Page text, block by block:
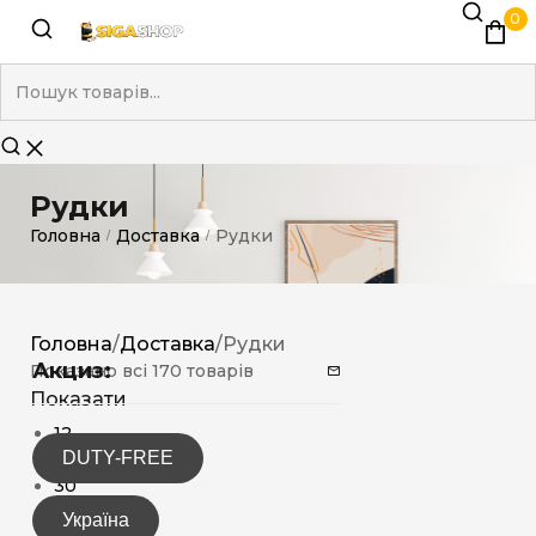
0
Рудки
Головна / Доставка / Рудки
Акциз:
DUTY-FREE
Україна
Головна/Доставка/Рудки
Показано всі 170 товарів
Показати
12
15
30